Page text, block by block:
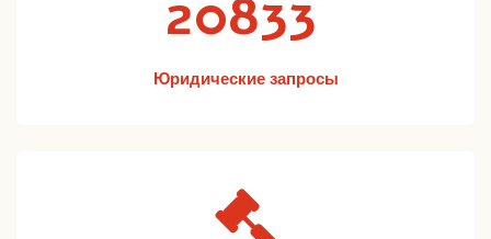
21667
Юридические запросы